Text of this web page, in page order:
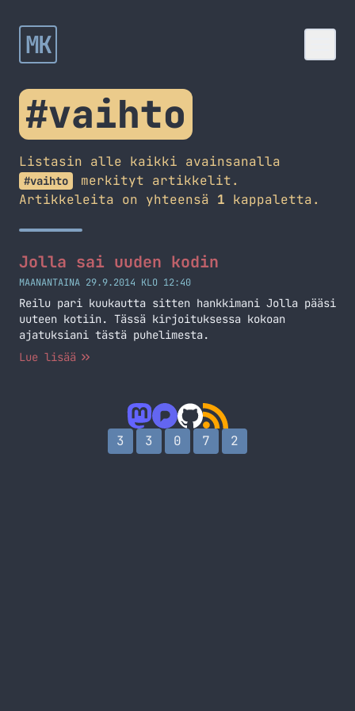
MK
#vaihto
Listasin alle kaikki avainsanalla
#vaihto
merkityt artikkelit.
Artikkeleita on yhteensä 1 kappaletta.
Jolla sai uuden kodin
MAANANTAINA 29.9.2014 KLO 12:40
Reilu pari kuukautta sitten hankkimani Jolla pääsi
uuteen kotiin. Tässä kirjoituksessa kokoan
ajatuksiani tästä puhelimesta.
Lue lisää
3 3 0 7 2